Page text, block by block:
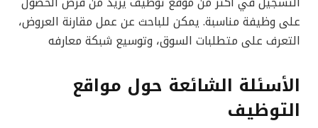
على وظيفة مناسبة. يمكن للباحث عن عمل مقارنة العروض،
التعرف على متطلبات السوق، وتوسيع شبكة معارفه
الأسئلة الشائعة حول مواقع
التوظيف